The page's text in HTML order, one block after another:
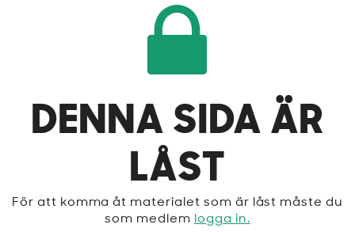
DENNA SIDA ÄR
LÅST
För att komma åt materialet som är låst måste du
som medlem logga in.